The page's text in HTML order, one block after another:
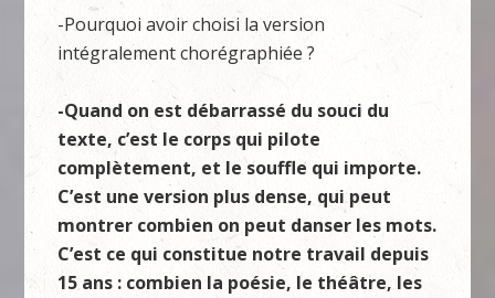
-Pourquoi avoir choisi la version
intégralement chorégraphiée ?
-Quand on est débarrassé du souci du
texte, c’est le corps qui pilote
complètement, et le souffle qui importe.
C’est une version plus dense, qui peut
montrer combien on peut danser les mots.
C’est ce qui constitue notre travail depuis
15 ans : combien la poésie, le théâtre, les